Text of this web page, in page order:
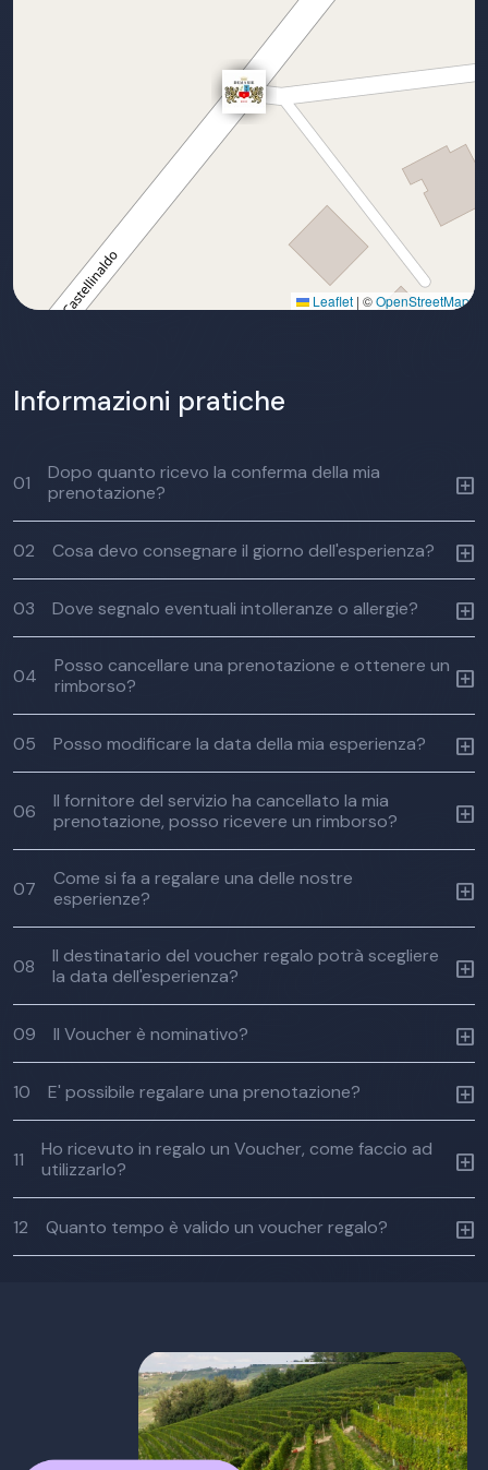
Leaflet | ©OpenStreetMap
Informazioni pratiche
01
Dopo quanto ricevo la conferma della mia
prenotazione?
02 Cosa devo consegnare il giorno dell'esperienza?
03 Dove segnalo eventuali intolleranze o allergie?
04
Posso cancellare una prenotazione e ottenere un
rimborso?
05 Posso modificare la data della mia esperienza?
06
Il fornitore del servizio ha cancellato la mia
prenotazione, posso ricevere un rimborso?
07
Come si fa a regalare una delle nostre
esperienze?
08
Il destinatario del voucher regalo potrà scegliere
la data dell'esperienza?
09 Il Voucher è nominativo?
10 E' possibile regalare una prenotazione?
11
Ho ricevuto in regalo un Voucher, come faccio ad
utilizzarlo?
12 Quanto tempo è valido un voucher regalo?